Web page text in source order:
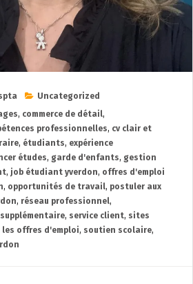
Uncategorized
, commerce de détail,
professionnelles, cv clair et
, étudiants, expérience
études, garde d'enfants, gestion
, job étudiant yverdon, offres d'emploi
, opportunités de travail, postuler aux
, réseau professionnel,
, service client, sites
les offres d'emploi, soutien scolaire,